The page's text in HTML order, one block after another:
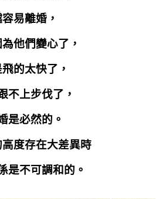
易離婚，
他們變心了，
的太快了，
不上步伐了，
是必然的。
度存在大差異時
是不可調和的。